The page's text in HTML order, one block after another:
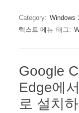
Category: Windows
텍스트 메뉴 태그:
Google
Edge에
로 설치하